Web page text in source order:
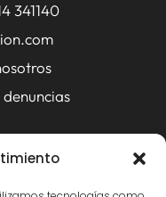
341140